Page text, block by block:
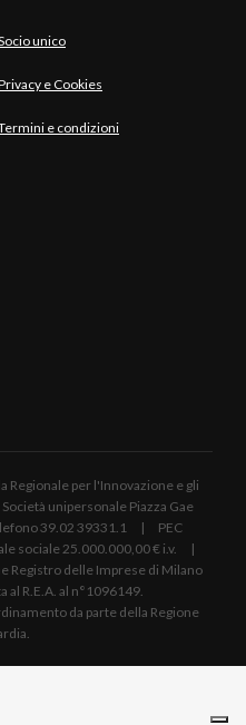
unico
e Cookies
e condizioni
per l'Innovazione e gli
unipersonale Piazza Gae
39.02 39331.1 | PEC
sociale 25.000.000,00 € i.v. |
Registro delle Imprese di Milano
R.E.A. al n°1096149.
da parte della Regione